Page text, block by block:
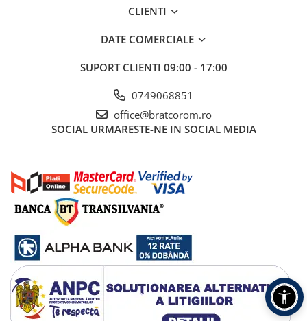
CLIENTI
DATE COMERCIALE
SUPORT CLIENTI 09:00 - 17:00
0749068851
office@bratcorom.ro
SOCIAL URMARESTE-NE IN SOCIAL MEDIA